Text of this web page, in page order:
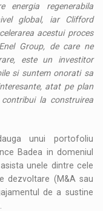
energia regenerabila
global, iar Clifford
acestui proces
Group, de care ne
este un investitor
si suntem onorati sa
atat pe plan
la construirea
unui portofoliu
Badea in domeniul
unele dintre cele
dezvoltare (M&A sau
de a sustine